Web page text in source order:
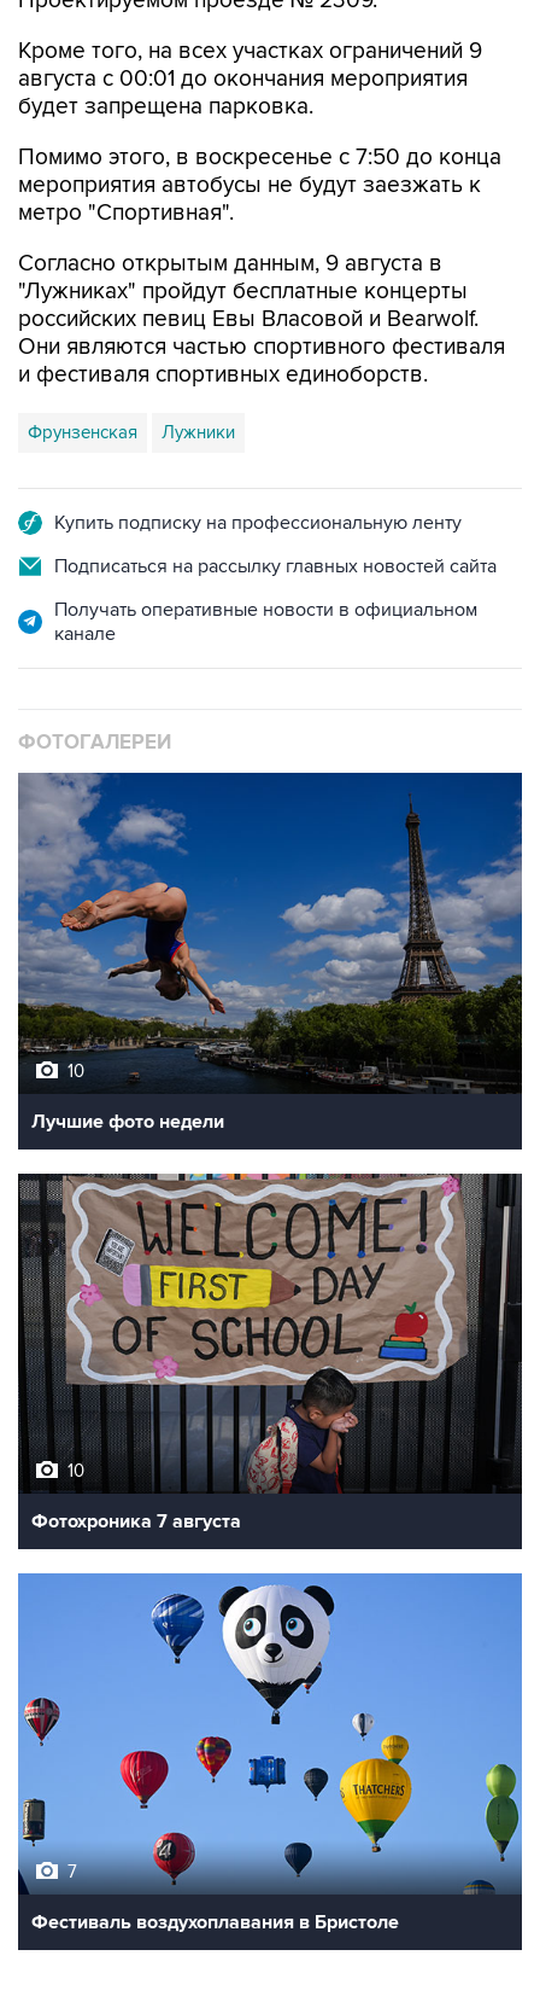
Кроме того, на всех участках ограничений 9
августа с 00:01 до окончания мероприятия
будет запрещена парковка.
Помимо этого, в воскресенье с 7:50 до конца
мероприятия автобусы не будут заезжать к
метро "Спортивная".
Согласно открытым данным, 9 августа в
"Лужниках" пройдут бесплатные концерты
российских певиц Евы Власовой и Bearwolf.
Они являются частью спортивного фестиваля
и фестиваля спортивных единоборств.
Фрунзенская Лужники
Купить подписку на профессиональную ленту
Подписаться на рассылку главных новостей сайта
Получать оперативные новости в официальном
канале
ФОТОГАЛЕРЕИ
10
Лучшие фото недели
10
Фотохроника 7 августа
7
Фестиваль воздухоплавания в Бристоле